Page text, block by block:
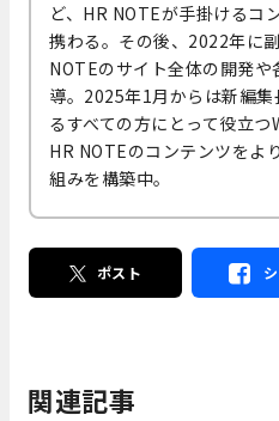
ど、HR NOTEが手掛けるコ
携わる。その後、2022年に
NOTEのサイト全体の開発
導。2025年1月からは新編
るすべての方にとって役立つ
HR NOTEのコンテンツをよ
組みを構築中。
ポスト
関連記事